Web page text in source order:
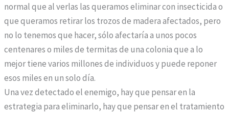
normal que al verlas las queramos eliminar con insecticida o
que queramos retirar los trozos de madera afectados, pero
no lo tenemos que hacer, sólo afectaría a unos pocos
centenares o miles de termitas de una colonia que a lo
mejor tiene varios millones de individuos y puede reponer
esos miles en un solo día.
Una vez detectado el enemigo, hay que pensar en la
estrategia para eliminarlo, hay que pensar en el tratamiento